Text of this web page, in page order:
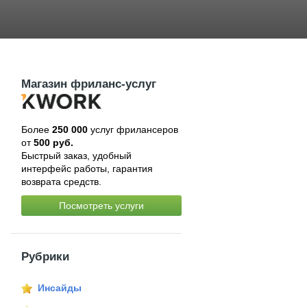
Магазин фриланс-услуг
Более 250 000услуг фрилансеров
от500 руб.
Быстрый заказ, удобный
интерфейс работы, гарантия
возврата средств.
Посмотреть услуги
Рубрики
Инсайды